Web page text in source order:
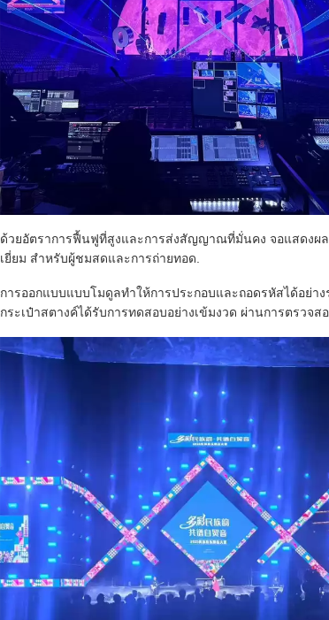
ด้วยอัตราการฟื้นฟูที่สูงและการส่งสัญญาณที่มั่นคง จอแสดงผ
เยี่ยม สําหรับผู้ชมสดและการถ่ายทอด.
การออกแบบแบบโมดูลทําให้การประกอบและถอดรหัสได้อย่า
กระเป๋าสตางค์ได้รับการทดสอบอย่างเข้มงวด ผ่านการตรวจ